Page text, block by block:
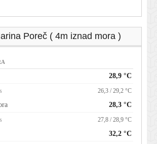
Poreč ( 4m iznad mora )
28,9 °C
26,3 / 29,2 °C
28,3 °C
27,8 / 28,9 °C
32,2 °C